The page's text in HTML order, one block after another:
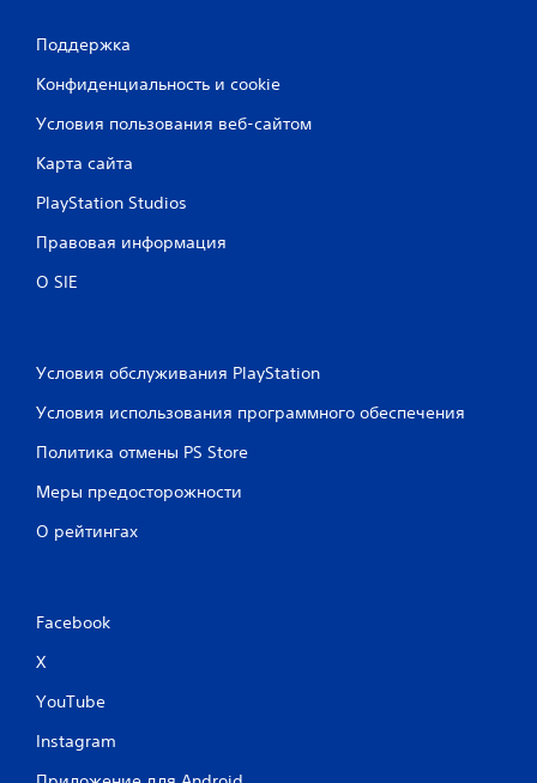
Поддержка
Конфиденциальность и cookie
Условия пользования веб-сайтом
Карта сайта
PlayStation Studios
Правовая информация
О SIE
Условия обслуживания PlayStation
Условия использования программного обеспечения
Политика отмены PS Store
Меры предосторожности
О рейтингах
Facebook
X
YouTube
Instagram